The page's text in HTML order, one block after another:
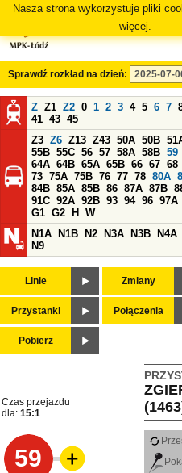
Nasza strona wykorzystuje pliki
więcej.
Sprawdź rozkład na dzień:
Z Z1 Z2 0 1 2 3 4 5 6 7
41 43 45
Z3 Z6 Z13 Z43 50A 50B
55B 55C 56 57 58A 58B 59
64A 64B 65A 65B 66 67 68
73 75A 75B 76 77 78 80A
84B 85A 85B 86 87A 87B
91C 92A 92B 93 94 96 97A
G1 G2 H
W
N1A
N1B N2 N3A N3B N4A
N9
Linie Zmiany
Przystanki Połączenia
Pobierz
Czas przejazdu
dla: 15:1
59